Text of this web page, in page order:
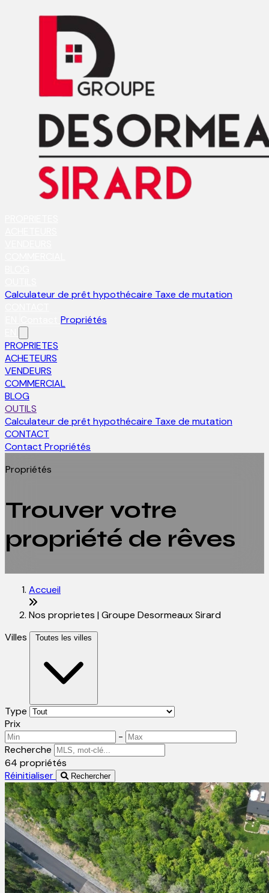
Calculateur de prêt hypothécaire Taxe de mutation
Propriétés
PROPRIETES
ACHETEURS
VENDEURS
COMMERCIAL
BLOG
OUTILS
Calculateur de prêt hypothécaire Taxe de mutation
CONTACT
Contact Propriétés
Propriétés
Trouver votre
propriété de rêves
Accueil
Nos proprietes | Groupe Desormeaux Sirard
Villes
Toutes les villes
Type
Prix
-
Recherche
64 propriétés
Réinitialiser
Rechercher